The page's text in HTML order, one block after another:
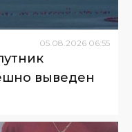
05 08 2026 06:55
выведен